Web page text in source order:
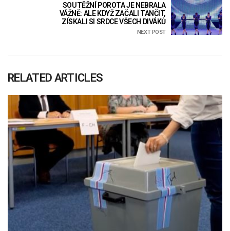
SOUTĚŽNÍ POROTA JE NEBRALA
VÁŽNĚ: ALE KDYŽ ZAČALI TANČIT,
ZÍSKALI SI SRDCE VŠECH DIVÁKŮ
NEXT POST
RELATED ARTICLES